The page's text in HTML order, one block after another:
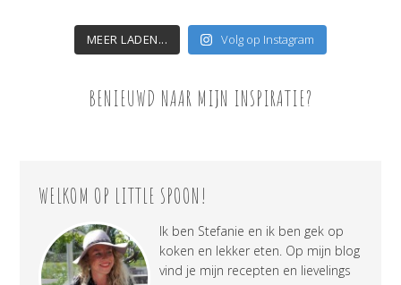
MEER LADEN... Volg op Instagram
BENIEUWD NAAR MIJN INSPIRATIE?
WELKOM OP LITTLE SPOON!
Ik ben Stefanie en ik ben gek op
koken en lekker eten. Op mijn blog
vind je mijn recepten en lievelings